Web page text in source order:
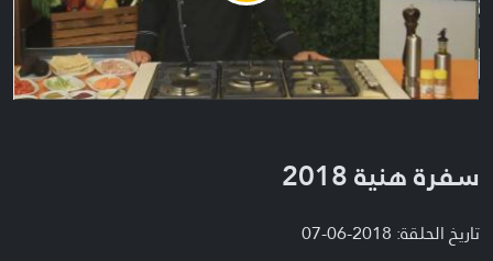
سفرة هنية 2018
تاريخ الحلقة: 2018-06-07